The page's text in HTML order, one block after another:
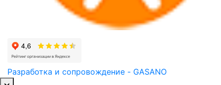
Разработка и сопровождение - GASANO